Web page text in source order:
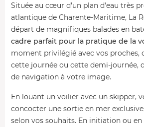
Située au cœur d'un plan d'eau très
atlantique de Charente-Maritime, La
départ de magnifiques balades en
cadre parfait pour la pratique de la
moment privilégié avec vos proches,
cette journée ou cette demi-journée,
de navigation à votre image.
En louant un voilier avec un skipper,
concocter une sortie en mer
selon vos souhaits. En initiation ou